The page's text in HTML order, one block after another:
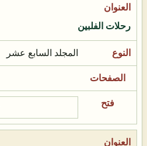
رحلات الفلبين
المجلد السابع عشر